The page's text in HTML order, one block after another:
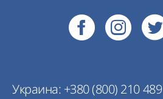
Украина: +380 (800) 210 489